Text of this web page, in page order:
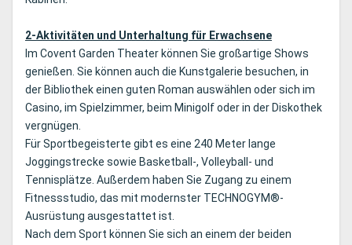
2-Aktivitäten und Unterhaltung für Erwachsene
Im Covent Garden Theater können Sie großartige Shows
genießen. Sie können auch die Kunstgalerie besuchen, in
der Bibliothek einen guten Roman auswählen oder sich im
Casino, im Spielzimmer, beim Minigolf oder in der Diskothek
vergnügen.
Für Sportbegeisterte gibt es eine 240 Meter lange
Joggingstrecke sowie Basketball-, Volleyball- und
Tennisplätze. Außerdem haben Sie Zugang zu einem
Fitnessstudio, das mit modernster TECHNOGYM®-
Ausrüstung ausgestattet ist.
Nach dem Sport können Sie sich an einem der beiden